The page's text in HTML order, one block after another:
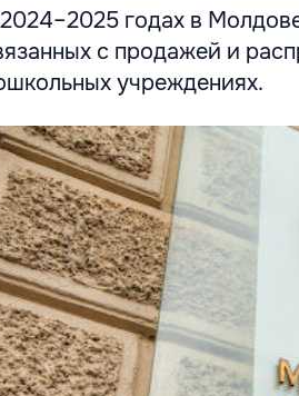
годах в
с продажей и
учреждениях.